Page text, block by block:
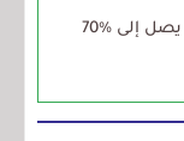
دراسة .. كفاءة البطارية مع شحن يصل إلى %70